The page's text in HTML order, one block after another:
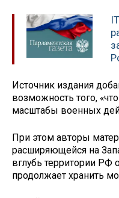
Источник издания
возможность того,
масштабы военных
При этом авторы
расширяющейся на
вглубь территории
продолжает хранить